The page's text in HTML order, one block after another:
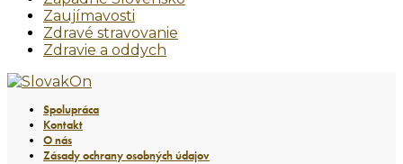
Zaujímavosti
Zdravé stravovanie
Zdravie a oddych
Spolupráca
Kontakt
O nás
Zásady ochrany osobných údajov